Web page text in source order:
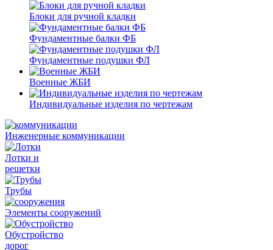
Блоки для ручной кладки
Фундаментные балки ФБ
Фундаментные подушки ФЛ
Военные ЖБИ
Индивидуальные изделия по чертежам
Инженерные коммуникации
Лотки и
решетки
Трубы
Элементы сооружений
Обустройство
дорог